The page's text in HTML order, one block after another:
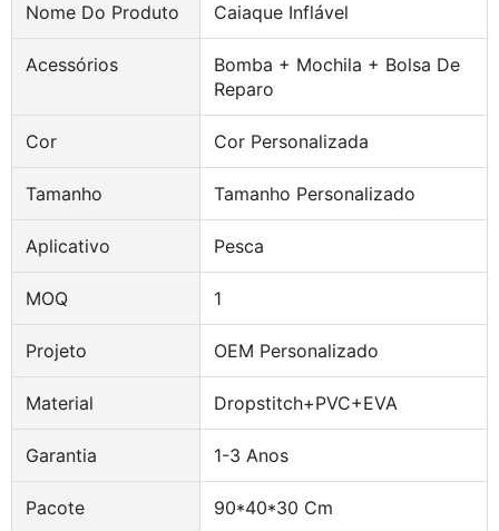
Nome Do Produto Caiaque Inflável
Acessórios
Bomba + Mochila + Bolsa De
Reparo
Cor Cor Personalizada
Tamanho Tamanho Personalizado
Aplicativo Pesca
MOQ 1
Projeto OEM Personalizado
Material Dropstitch+PVC+EVA
Garantia 1-3 Anos
Pacote 90*40*30 Cm